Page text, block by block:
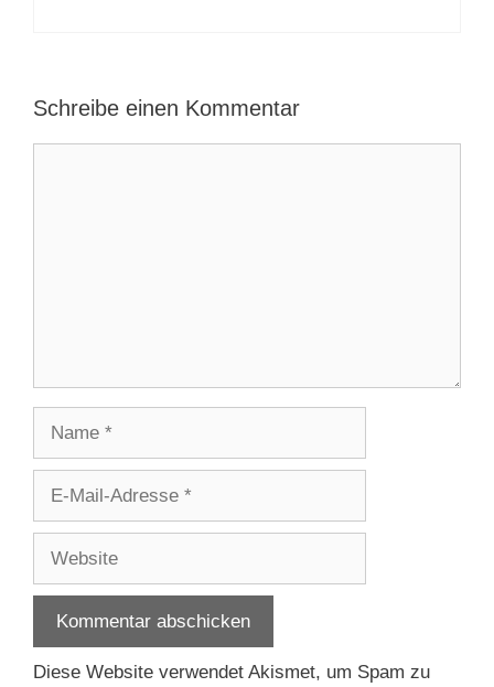
Schreibe einen Kommentar
Adresse
Diese Website verwendet Akismet, um Spam zu